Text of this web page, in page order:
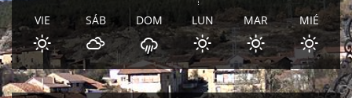
VIE SÁB DOM LUN MAR MIÉ